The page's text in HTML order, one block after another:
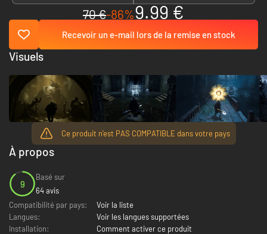
70 €-86%9.99 €
Recevoir un e-mail lors de la remise en stock
Ce produit n'est PAS COMPATIBLE dans votre pays
À propos
9
Basé sur
64 avis
Compatibilité par pays:
Voir la liste
Langues:
Voir les langues supportées
Installation:
Comment activer ce produit
Visuels